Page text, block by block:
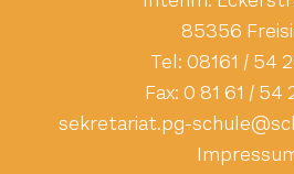
85356
Tel: 08161 / 54
Fax: 0 81 61 / 54
ed.gnisierf-